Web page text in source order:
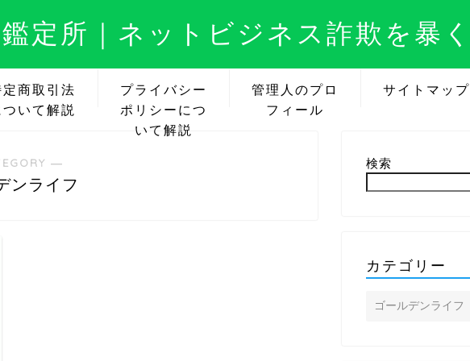
定所｜ネットビジネス詐欺を暴く
定商取引法
ついて解説
プライバシー
ポリシーにつ
いて解説
管理人のプロ
フィール
サイトマップ
―
ンライフ
検索
カテゴリー